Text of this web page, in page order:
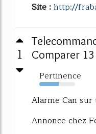
Site :http://
1
Comparer
Pertinence
54%
Alarme Can
Annonce chez